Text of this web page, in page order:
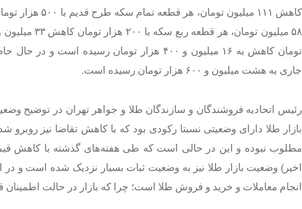
جاری به هشت میلیون و ۶۰۰ هزار تومان رسیده است.
رئیس اتحادیه فروشندگان و سازندگان طلا و جواهر تهران در توضیح
بازار طلا دارای وضعیتی نسبتا رکودی بود که با کاهش تقاضا نیز
مطلوب نبوده و این در حالی است که طی هفته‌های گذشته با کاهش
اخیر) وضعیت بازار طلا نیز به وضعیت ثبات بسیار نزدیک شده است و در
انجام معاملات و خرید و فروش طلا است؛ چرا که بازار در حالت اطمینان